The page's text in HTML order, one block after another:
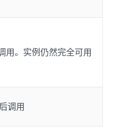
用。实例仍然完全可用
调用